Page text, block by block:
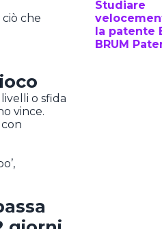
che
o sfida
vince.
Studiare
la patente
BRUM